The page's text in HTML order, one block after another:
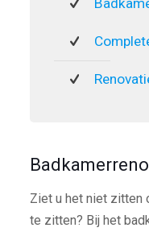
Ziet u het niet zitten
te zitten? Bij het